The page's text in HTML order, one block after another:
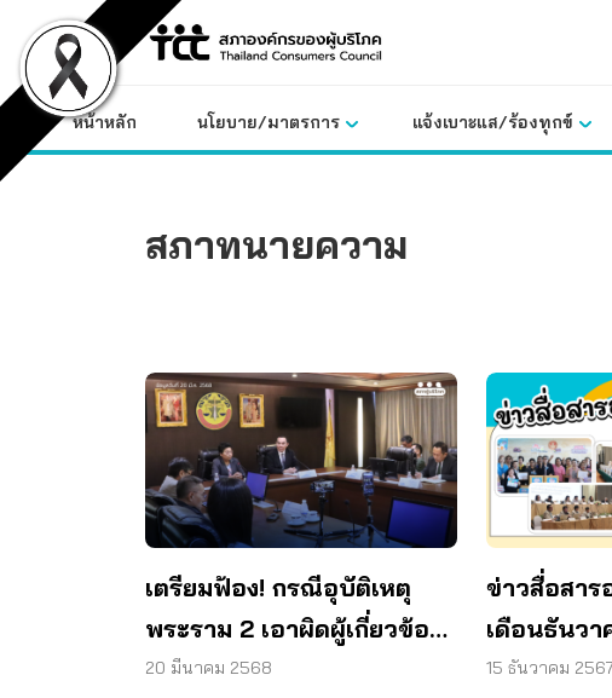
content
หน้าหลัก นโยบาย/มาตรการ แจ้งเบาะแส/ร้องทุกข์
สภาทนายความ
เตรียมฟ้อง! กรณีอุบัติเหตุ
พระราม 2 เอาผิดผู้เกี่ยวข้อง
ทั้งหมด
20 มีนาคม 2568
ข่าวสื่อสาร
เดือนธันว
15 ธันวาคม